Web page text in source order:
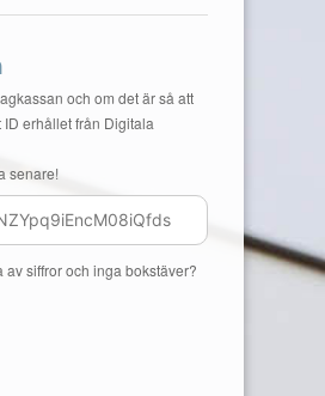
och om det är så att
erhållet från Digitala
senare!
siffror och inga bokstäver?